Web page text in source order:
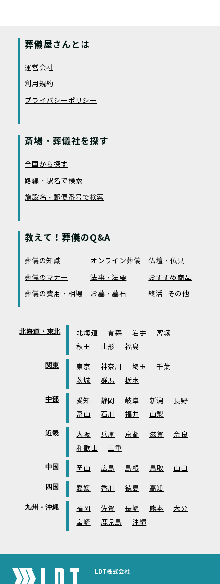
葬儀屋さんとは
運営会社
利用規約
プライバシーポリシー
斎場・葬儀社を探す
全国から探す
路線・駅名で検索
施設名・郵便番号で検索
教えて！葬儀のQ&A
葬儀の知識 オンライン葬儀
仏壇・仏具
葬儀のマナー
法事・法要
おすすめ商品
葬儀の費用・相場
お墓・墓石 終活 その他
北海道・東北 北海道 青森 岩手
宮城
秋田
山形 福島
関東 東京 神奈川 埼玉
千葉
茨城
群馬 栃木
中部 愛知 静岡 岐阜 新潟
長野
富山
石川 福井 山梨
近畿 大阪 兵庫 京都 滋賀
奈良
和歌山
三重
中国 岡山 広島 島根 鳥取 山口
四国 愛媛 香川 徳島 高知
九州・沖縄 福岡 佐賀 長崎 熊本
大分
宮崎
鹿児島 沖縄
LDT株式会社